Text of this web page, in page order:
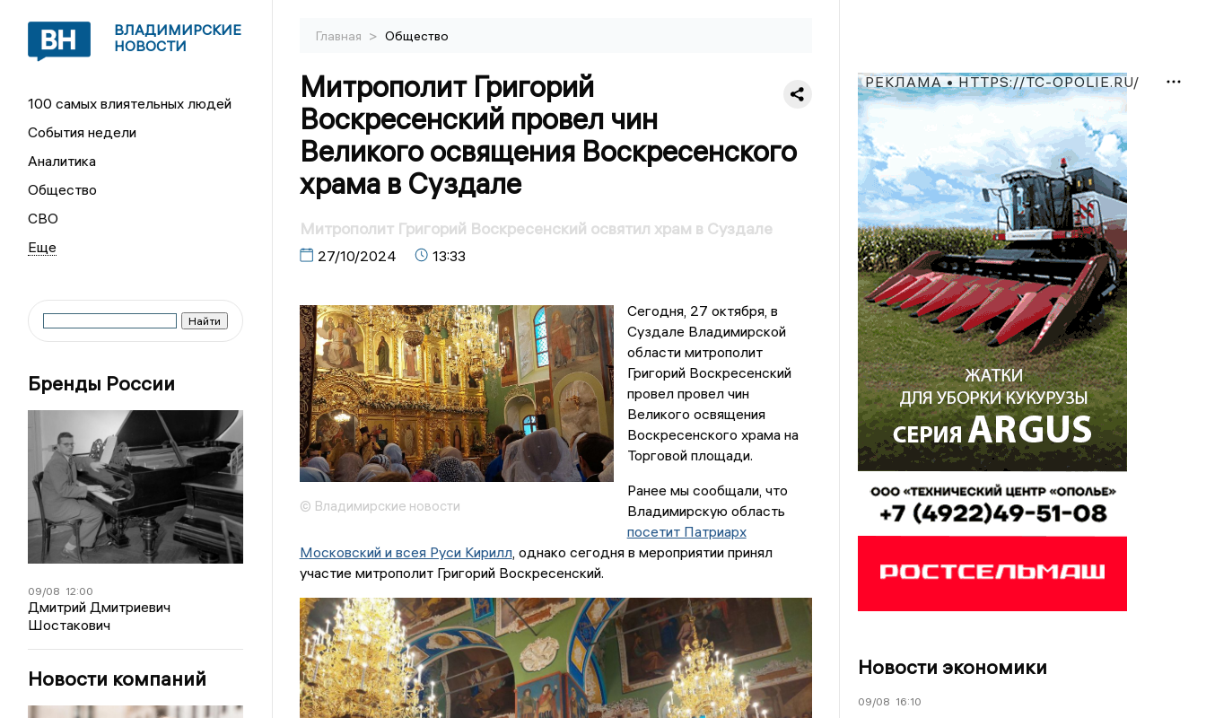
ВЛАДИМИРСКИЕ
НОВОСТИ
100 самых влиятельных людей
События недели
Аналитика
Общество
СВО
Бренды России
09/08 12:00
Дмитрий Дмитриевич
Шостакович
Новости компаний
Главная > Общество
Митрополит Григорий
Воскресенский провел чин
Великого освящения Воскресенского
храма в Суздале
Митрополит Григорий Воскресенский освятил храм в Суздале
27/10/2024 13:33
© Владимирские новости
Сегодня, 27 октября, в
Суздале Владимирской
области митрополит
Григорий Воскресенский
провел провел чин
Великого освящения
Воскресенского храма на
Торговой площади.
Ранее мы сообщали, что
Владимирскую область
посетит Патриарх
Московский и всея Руси Кирилл, однако сегодня в мероприятии принял
участие митрополит Григорий Воскресенский.
РЕКЛАМА • HTTPS://TC-OPOLIE.RU/
Новости экономики
09/08 16:10